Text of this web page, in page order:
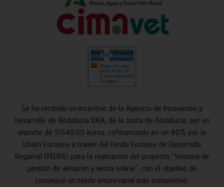
Se ha recibido un incentivo de la Agencia de Innovación y
Desarrollo de Andalucía IDEA, de la Junta de Andalucía, por un
importe de 17.640,00 euros, cofinanciado en un 80% por la
Unión Europea a través del Fondo Europeo de Desarrollo
Regional (FEDER) para la realización del proyecto “Sistema de
gestión de almacén y venta online”, con el objetivo de
conseguir un tejido empresarial más competitivo.